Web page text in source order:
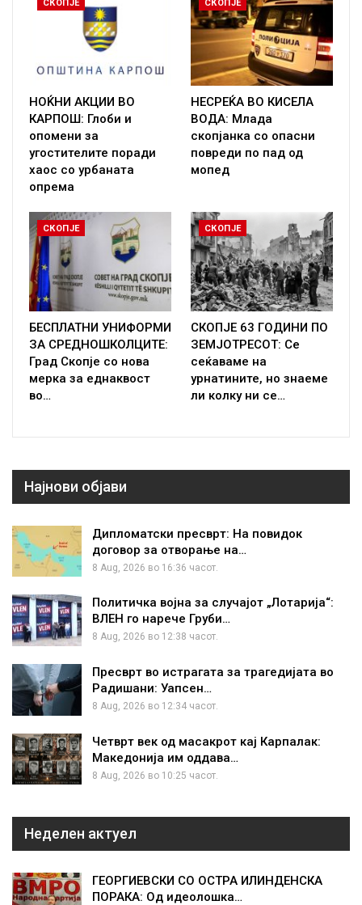
СКОПЈЕ
НОЌНИ АКЦИИ ВО
КАРПОШ: Глоби и
опомени за
угостителите поради
хаос со урбаната
опрема
СКОПЈЕ
НЕСРЕЌА ВО КИСЕЛА
ВОДА: Млада
скопјанка со опасни
повреди по пад од
мопед
СКОПЈЕ
БЕСПЛАТНИ УНИФОРМИ
ЗА СРЕДНОШКОЛЦИТЕ:
Град Скопје со нова
мерка за еднаквост
во…
СКОПЈЕ
СКОПЈЕ 63 ГОДИНИ ПО
ЗЕМЈОТРЕСОТ: Се
сеќаваме на
урнатините, но знаеме
ли колку ни се…
Најнови објави
Дипломатски пресврт: На повидок
договор за отворање на…
8 Aug, 2026 во 16:36 часот.
Политичка војна за случајот „Лотарија“:
ВЛЕН го нарече Груби…
8 Aug, 2026 во 12:38 часот.
Пресврт во истрагата за трагедијата во
Радишани: Уапсен…
8 Aug, 2026 во 12:34 часот.
Четврт век од масакрот кај Карпалак:
Македонија им оддава…
8 Aug, 2026 во 10:25 часот.
Неделен актуел
ГЕОРГИЕВСКИ СО ОСТРА ИЛИНДЕНСКА
ПОРАКА: Од идеолошка…